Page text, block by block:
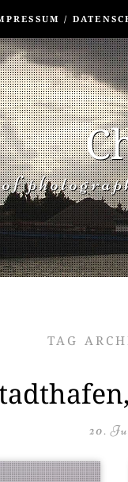
/
TAG
20.